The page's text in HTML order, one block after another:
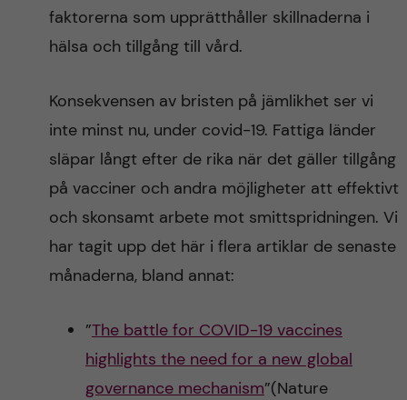
faktorerna som upprätthåller skillnaderna i
hälsa och tillgång till vård.
Konsekvensen av bristen på jämlikhet ser vi
inte minst nu, under covid-19. Fattiga länder
släpar långt efter de rika när det gäller tillgång
på vacciner och andra möjligheter att effektivt
och skonsamt arbete mot smittspridningen. Vi
har tagit upp det här i flera artiklar de senaste
månaderna, bland annat:
”The battle for COVID-19 vaccines
highlights the need for a new global
governance mechanism”(Nature